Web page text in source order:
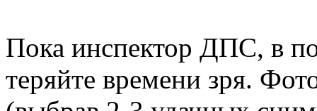
Пока инспектор ДПС, в
теряйте времени зря.